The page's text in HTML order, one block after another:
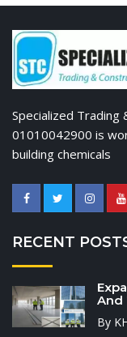
Specialized Trading
01010042900 is
building chemicals
RECENT
And
By